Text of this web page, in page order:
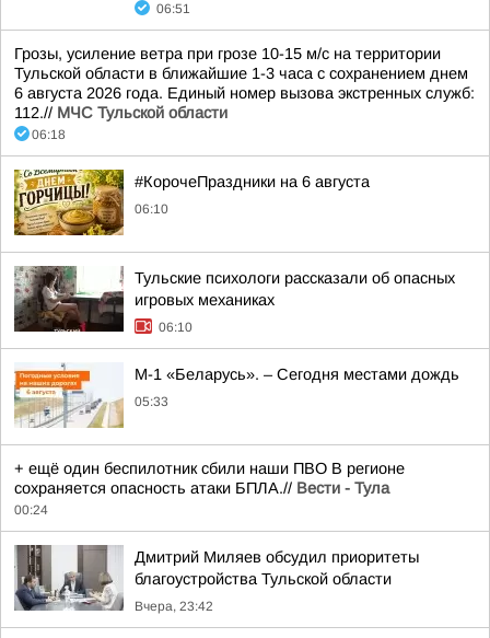
06:51
Грозы, усиление ветра при грозе 10-15 м/с на территории
Тульской области в ближайшие 1-3 часа с сохранением днем
6 августа 2026 года. Единый номер вызова экстренных служб:
112.// МЧС Тульской области
06:18
#КорочеПраздники на 6 августа
06:10
Тульские психологи рассказали об опасных
игровых механиках
06:10
М-1 «Беларусь». – Сегодня местами дождь
05:33
+ ещё один беспилотник сбили наши ПВО В регионе
сохраняется опасность атаки БПЛА.// Вести - Тула
00:24
Дмитрий Миляев обсудил приоритеты
благоустройства Тульской области
Вчера, 23:42